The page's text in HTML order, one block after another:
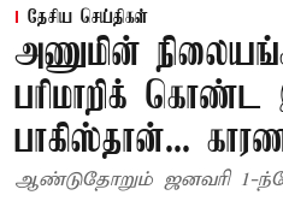
தேசிய செய்திகள்
அணுமின்
பரிமாறிக் கொண்ட
பாகிஸ்தான்...
ஆண்டுதோறும் ஜனவரி 1-